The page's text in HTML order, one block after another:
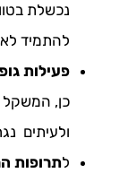
נכשלת
להתמיד
פעילות
כן, המשקל
ולעיתים
לתרופות